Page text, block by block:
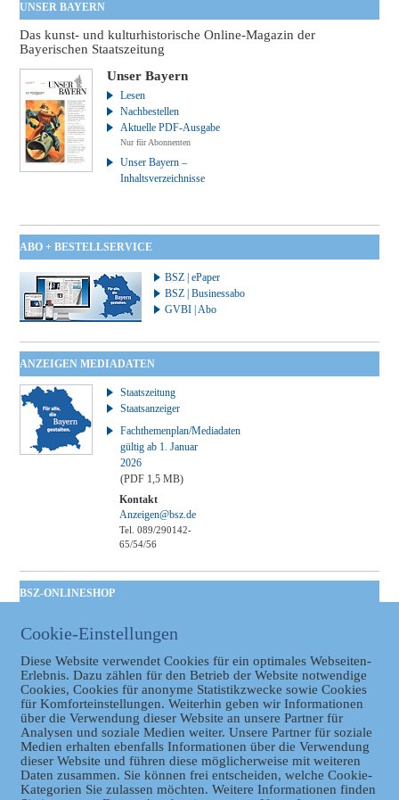
UNSER BAYERN
Das kunst- und kulturhistorische Online-Magazin der
Bayerischen Staatszeitung
Unser Bayern
Lesen
Nachbestellen
Aktuelle PDF-Ausgabe
Nur für Abonnenten
Unser Bayern –
Inhaltsverzeichnisse
ABO + BESTELLSERVICE
BSZ | ePaper
BSZ | Businessabo
GVBI | Abo
ANZEIGEN MEDIADATEN
Staatszeitung
Staatsanzeiger
Fachthemenplan/Mediadaten
gültig ab 1. Januar
2026
(PDF 1,5 MB)
Kontakt
Anzeigen@bsz.de
Tel. 089/290142-
65/54/56
BSZ-ONLINESHOP
Taschenbuch
GVBl | Einbanddecke
Datenschutz
Cookie-Einstellungen
Diese Website verwendet Cookies für ein optimales Webseiten-
Erlebnis. Dazu zählen für den Betrieb der Website notwendige
Cookies, Cookies für anonyme Statistikzwecke sowie Cookies
für Komforteinstellungen. Weiterhin geben wir Informationen
über die Verwendung dieser Website an unsere Partner für
Analysen und soziale Medien weiter. Unsere Partner für soziale
Medien erhalten ebenfalls Informationen über die Verwendung
dieser Website und führen diese möglicherweise mit weiteren
Daten zusammen. Sie können frei entscheiden, welche Cookie-
Kategorien Sie zulassen möchten. Weitere Informationen finden